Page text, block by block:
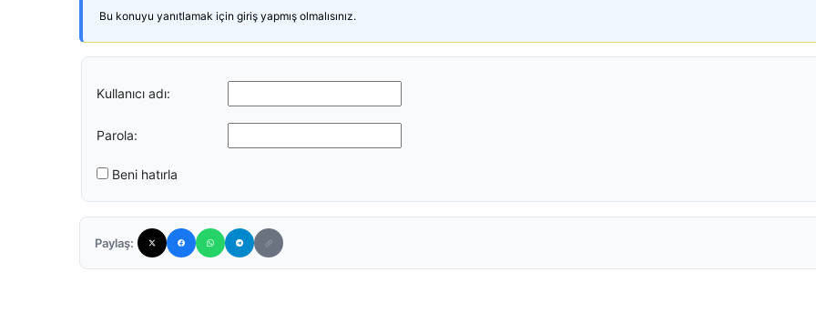
Bu konuyu yanıtlamak için giriş yapmış olmalısınız.
Kullanıcı adı:
Parola:
Beni hatırla
Paylaş: